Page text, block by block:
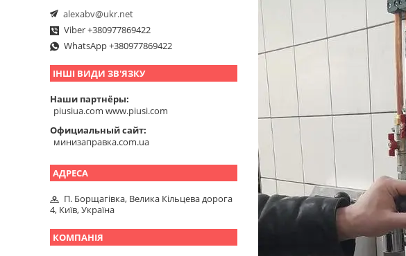
alexabv@ukr.net
Viber +380977869422
WhatsApp +380977869422
ІНШІ ВИДИ ЗВ'ЯЗКУ
Наши партнёры
piusiua.com www.piusi.com
Официальный сайт
минизаправка.com.ua
П. Борщагівка, Велика Кільцева дорога
4, Київ, Україна